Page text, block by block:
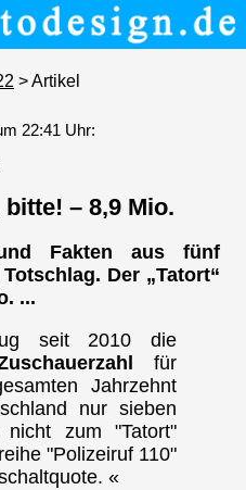
> Artikel
22:41 Uhr:
bitte! – 8,9 Mio.
Fakten aus fünf
Der „Tatort“
...
seit 2010 die
für
Jahrzehnt
nur sieben
zum "Tatort"
"Polizeiruf 110"
«